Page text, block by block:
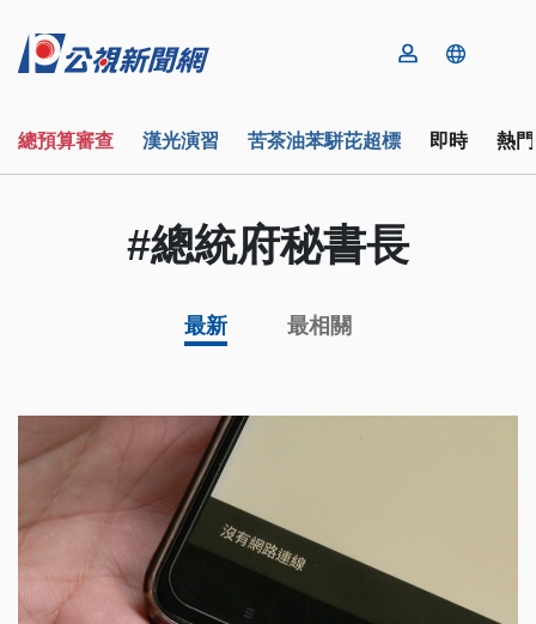
總預算審查 漢光演習 苦茶油苯駢芘超標 即時 熱
#總統府秘書長
最新 最相關